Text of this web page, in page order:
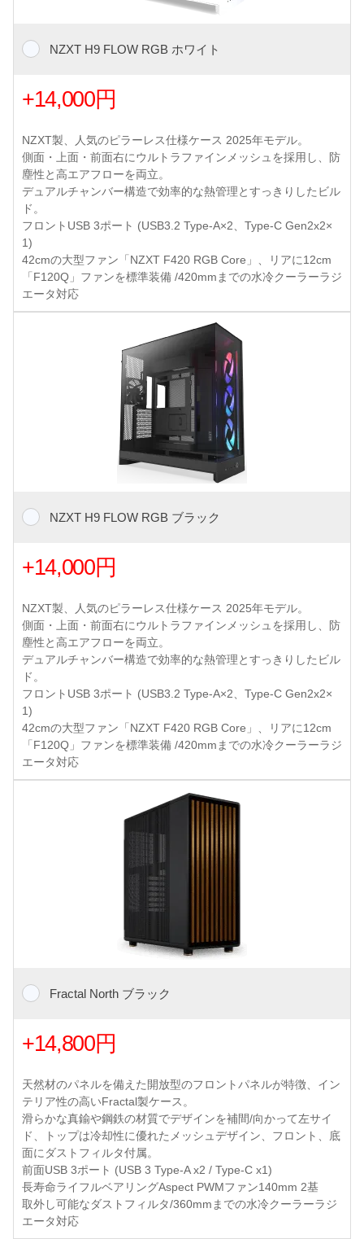
NZXT H9 FLOW RGB ホワイト
+14,000円
NZXT製、人気のピラーレス仕様ケース 2025年モデル。
側面・上面・前面右にウルトラファインメッシュを採用し、防
塵性と高エアフローを両立。
デュアルチャンバー構造で効率的な熱管理とすっきりしたビル
ド。
フロントUSB 3ポート (USB3.2 Type-A×2、Type-C Gen2x2×
1)
42cmの大型ファン「NZXT F420 RGB Core」、リアに12cm
「F120Q」ファンを標準装備 /420mmまでの水冷クーラーラジ
エータ対応
NZXT H9 FLOW RGB ブラック
+14,000円
NZXT製、人気のピラーレス仕様ケース 2025年モデル。
側面・上面・前面右にウルトラファインメッシュを採用し、防
塵性と高エアフローを両立。
デュアルチャンバー構造で効率的な熱管理とすっきりしたビル
ド。
フロントUSB 3ポート (USB3.2 Type-A×2、Type-C Gen2x2×
1)
42cmの大型ファン「NZXT F420 RGB Core」、リアに12cm
「F120Q」ファンを標準装備 /420mmまでの水冷クーラーラジ
エータ対応
Fractal North ブラック
+14,800円
天然材のパネルを備えた開放型のフロントパネルが特徴、イン
テリア性の高いFractal製ケース。
滑らかな真鍮や鋼鉄の材質でデザインを補間/向かって左サイ
ド、トップは冷却性に優れたメッシュデザイン、フロント、底
面にダストフィルタ付属。
前面USB 3ポート (USB 3 Type-A x2 / Type-C x1)
長寿命ライフルベアリングAspect PWMファン140mm 2基
取外し可能なダストフィルタ/360mmまでの水冷クーラーラジ
エータ対応